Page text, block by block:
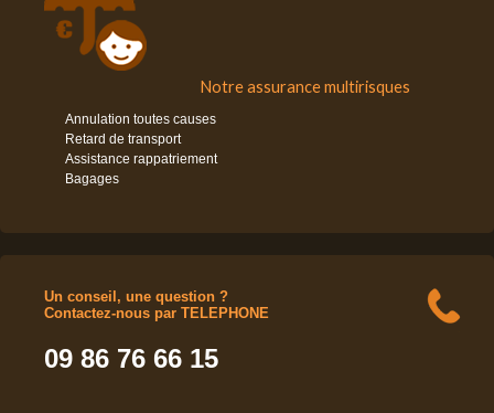
Notre assurance multirisques
Annulation toutes causes
Retard de transport
Assistance rappatriement
Bagages
Un conseil, une question ?
Contactez-nous par TELEPHONE
09 86 76 66 15